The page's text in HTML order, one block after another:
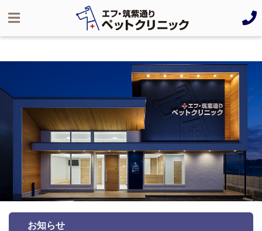
2
Previous
お知らせ